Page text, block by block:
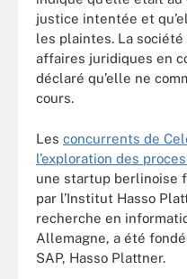
justice intentée et
les plaintes. La
affaires juridiques en
déclaré qu’elle ne
cours.
Les concurrents de
l’exploration des
une startup berlinoise
par l’Institut Hasso
recherche en
Allemagne, a été
SAP, Hasso Plattner.